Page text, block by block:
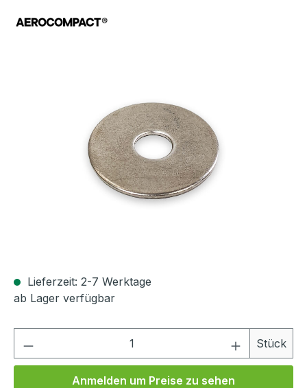
Lieferzeit: 2-7 Werktage
ab Lager verfügbar
Produkt Anzahl: Gib den Stück
Anmelden um Preise zu sehen